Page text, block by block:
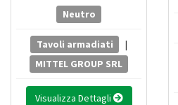
P 70 X H 85 Cm
Neutro
Tavoli armadiati
|
MITTEL GROUP SRL
Visualizza Dettagli